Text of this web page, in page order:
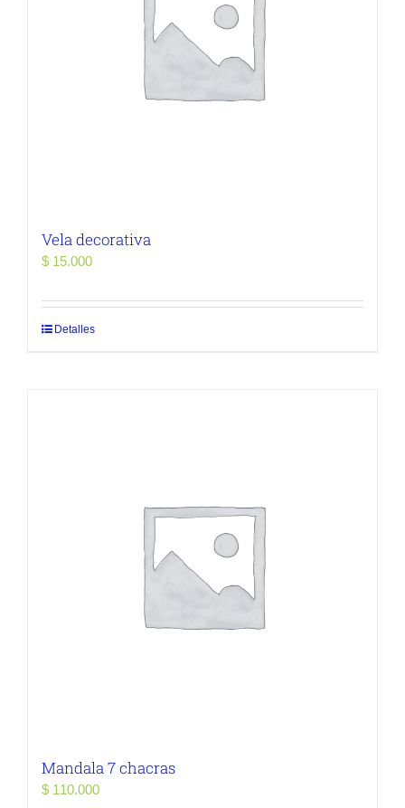
Vela decorativa
$ 15.000
Detalles
Mandala 7 chacras
$ 110.000